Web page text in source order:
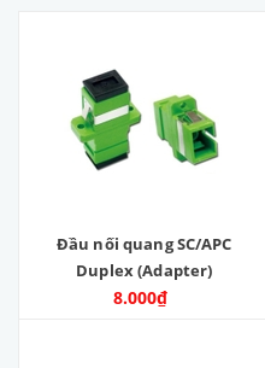
Đầu nối quang SC/APC
Duplex (Adapter)
8.000₫